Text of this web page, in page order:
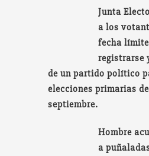
Junta
a los
fecha
registrarse
de un partido político
elecciones primarias
septiembre.
Hombre
a